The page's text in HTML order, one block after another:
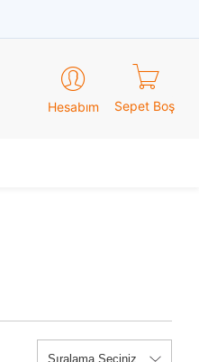
Hesabım Sepet Boş